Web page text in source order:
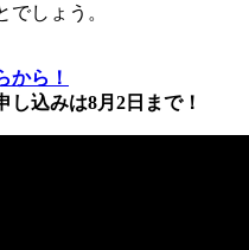
しょう。
から！
込みは8月2日まで！